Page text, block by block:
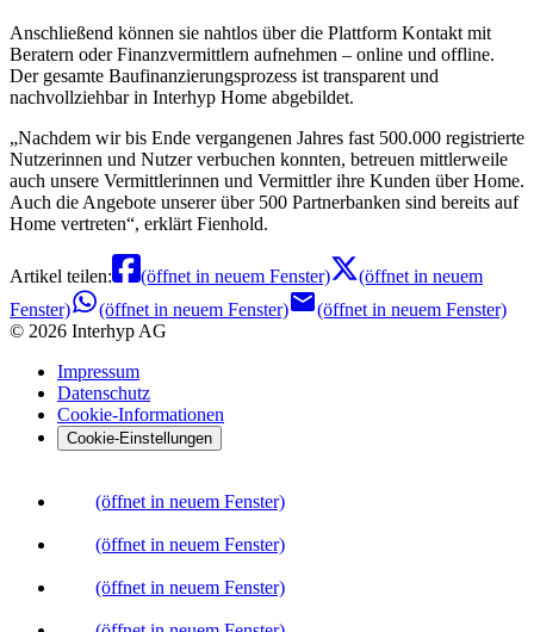
Anschließend können sie nahtlos über die Plattform Kontakt mit
Beratern oder Finanzvermittlern aufnehmen – online und offline.
Der gesamte Baufinanzierungsprozess ist transparent und
nachvollziehbar in Interhyp Home abgebildet.
Nachdem wir bis Ende vergangenen Jahres fast 500.000 registrierte
Nutzerinnen und Nutzer verbuchen konnten, betreuen mittlerweile
auch unsere Vermittlerinnen und Vermittler ihre Kunden über Home.
Auch die Angebote unserer über 500 Partnerbanken sind bereits auf
Home vertreten , erklärt Fienhold.
Artikel teilen: (öffnet in neuem Fenster)
(öffnet in neuem
Fenster)
(öffnet in neuem Fenster)
(öffnet in neuem Fenster)
© 2026 Interhyp AG
Impressum
Datenschutz
Cookie-Informationen
Cookie-Einstellungen
(öffnet in neuem Fenster)
(öffnet in neuem Fenster)
(öffnet in neuem Fenster)